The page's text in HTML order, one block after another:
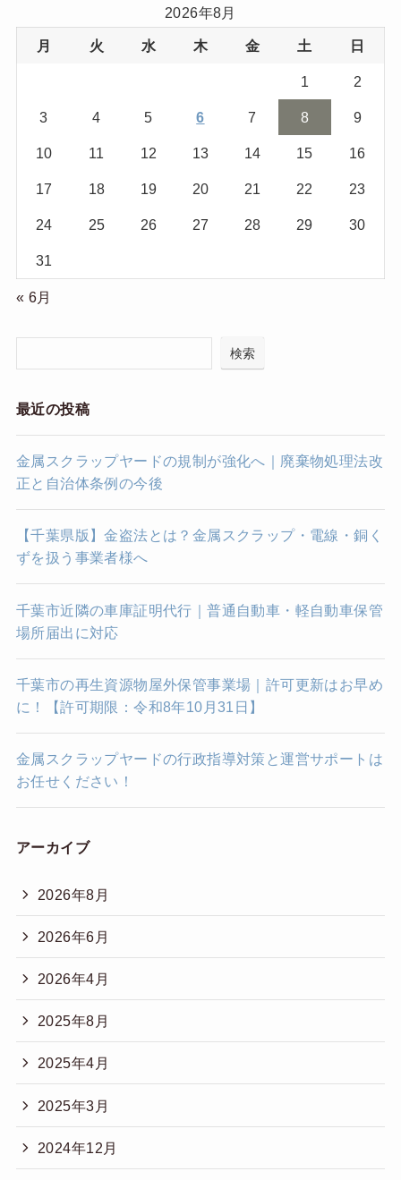
2026年8月
月 火 水 木 金 土 日
1 2
3 4 5 6 7 8 9
10 11 12 13 14 15 16
17 18 19 20 21 22 23
24 25 26 27 28 29 30
31
« 6月
検索
最近の投稿
金属スクラップヤードの規制が強化へ｜廃棄物処理法改
正と自治体条例の今後
【千葉県版】金盗法とは？金属スクラップ・電線・銅く
ずを扱う事業者様へ
千葉市近隣の車庫証明代行｜普通自動車・軽自動車保管
場所届出に対応
千葉市の再生資源物屋外保管事業場｜許可更新はお早め
に！【許可期限：令和8年10月31日】
金属スクラップヤードの行政指導対策と運営サポートは
お任せください！
アーカイブ
2026年8月
2026年6月
2026年4月
2025年8月
2025年4月
2025年3月
2024年12月